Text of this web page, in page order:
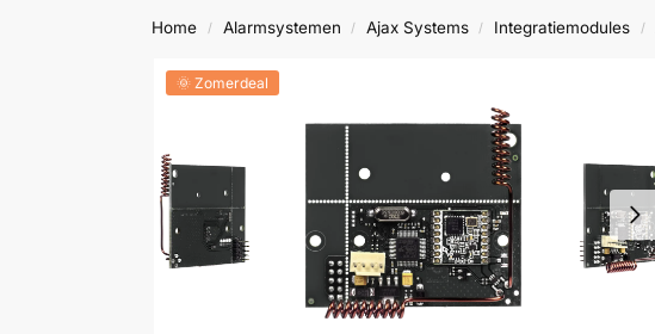
Home / Alarmsystemen / Ajax Systems / Integratiemodules /
🌞 Zomerdeal